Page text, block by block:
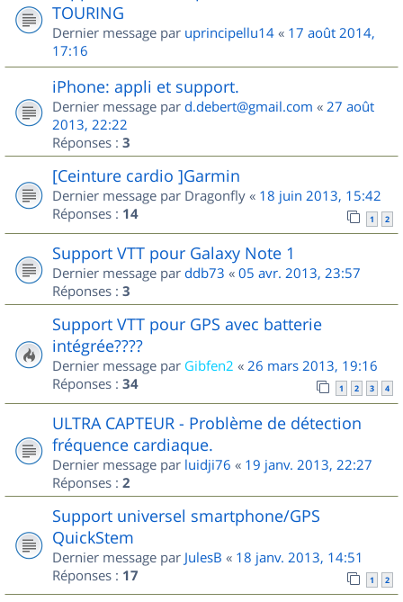
TOURING
Dernier message par uprincipellu14 « 17 août 2014,
17:16
iPhone: appli et support.
Dernier message par d.debert@gmail.com « 27 août
2013, 22:22
Réponses : 3
[Ceinture cardio ]Garmin
Dernier message par Dragonfly « 18 juin 2013, 15:42
Réponses : 14 1 2
Support VTT pour Galaxy Note 1
Dernier message par ddb73 « 05 avr. 2013, 23:57
Réponses : 3
Support VTT pour GPS avec batterie
intégrée????
Dernier message par Gibfen2 « 26 mars 2013, 19:16
Réponses : 34 1 2 3 4
ULTRA CAPTEUR - Problème de détection
fréquence cardiaque.
Dernier message par luidji76 « 19 janv. 2013, 22:27
Réponses : 2
Support universel smartphone/GPS
QuickStem
Dernier message par JulesB « 18 janv. 2013, 14:51
Réponses : 17 1 2